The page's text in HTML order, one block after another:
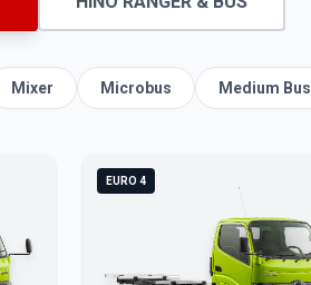
Mixer Microbus Medium Bus
EURO 4